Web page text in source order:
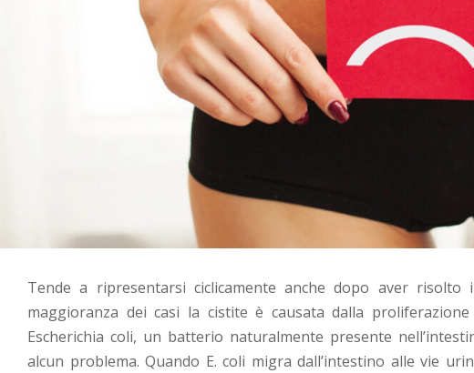
Tende a ripresentarsi ciclicamente anche dopo aver
maggioranza dei casi la cistite è causata dalla
Escherichia coli, un batterio naturalmente presente
alcun problema. Quando E. coli migra dall’intestino alle vie